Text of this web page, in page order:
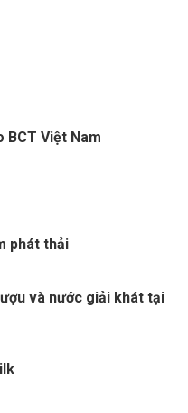
BCT Việt Nam
phát thải
và nước giải khát tại